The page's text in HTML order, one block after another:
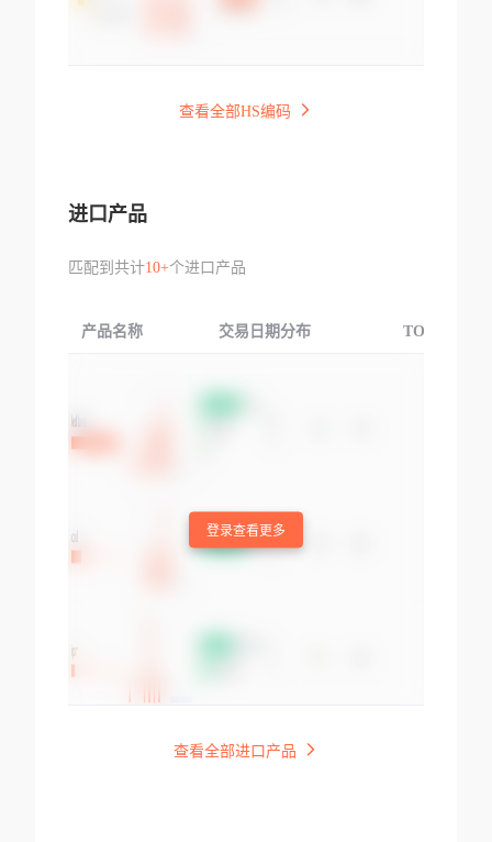
查看全部HS编码
进口产品
匹配到共计10+个进口产品
产品名称 交易日期分布 TOP3交易国
登录查看更多
查看全部进口产品